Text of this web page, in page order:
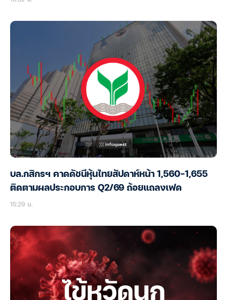
บล.กสิกรฯ คาดดัชนีหุ้นไทยสัปดาห์หน้า 1,560-1,655
ติดตามผลประกอบการ Q2/69 ถ้อยแถลงเฟด
15:29 น.